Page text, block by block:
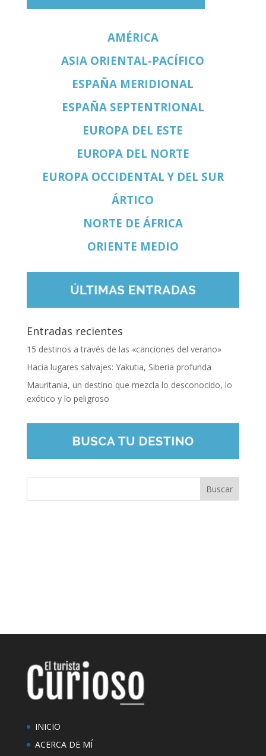
AMÉRICA
ASIA ORIENTAL-PACÍFICO
ESPAÑA MERIDIONAL
ESPAÑA SEPTENTRIONAL
EUROPA DEL ESTE
EUROPA DEL NORTE
EUROPA OCCIDENTAL Y DEL SUR
ÁRTICO
NORTE DE ÁFRICA
ORIENTE MEDIO
Entradas recientes
15 destinos a través de las «canciones del verano»
Hacia lugares salvajes: Yakutia, Siberia profunda
Mauritania, un destino que mezcla lo desconocido, lo
exótico y lo peligroso
INICIO
ACERCA DE MÍ